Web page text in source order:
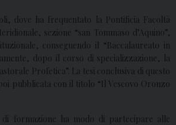
dove ha frequentato la Pontificia Facoltà
sezione “san Tommaso d’Aquino”,
conseguendo il “Baccalaureato in
dopo il corso di specializzazione, la
Profetica”. La tesi conclusiva di questo
pubblicata con il titolo “Il Vescovo Oronzo
formazione ha modo di partecipare alle